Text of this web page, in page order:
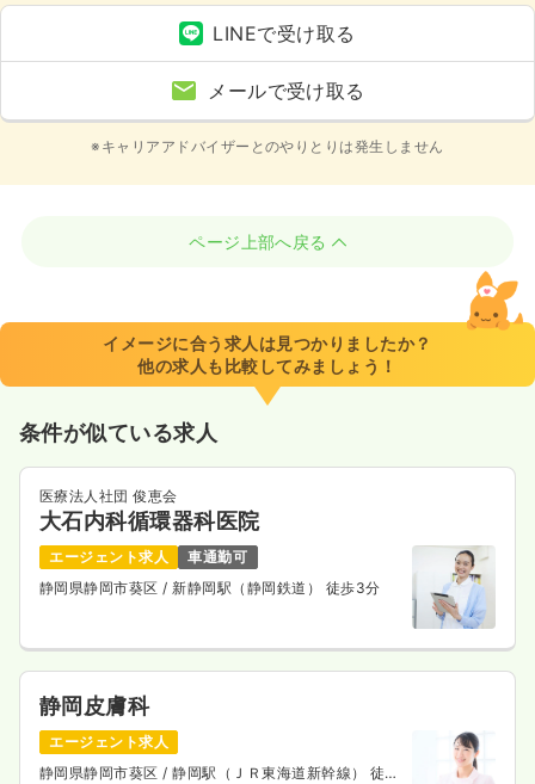
LINEで受け取る
メールで受け取る
※キャリアアドバイザーとのやりとりは発生しません
ページ上部へ戻る
イメージに合う求人は見つかりましたか？
他の求人も比較してみましょう！
条件が似ている求人
医療法人社団 俊恵会
大石内科循環器科医院
エージェント求人
車通勤可
静岡県静岡市葵区/ 新静岡駅（静岡鉄道） 徒歩3分
静岡皮膚科
エージェント求人
静岡県静岡市葵区/ 静岡駅（ＪＲ東海道新幹線） 徒歩